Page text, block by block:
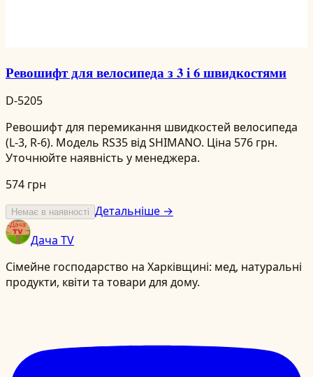
Ревошифт для велосипеда з 3 і 6 швидкостями
D-5205
Ревошифт для перемикання швидкостей велосипеда
(L-3, R-6). Модель RS35 від SHIMANO. Ціна 576 грн.
Уточнюйте наявність у менеджера.
574 грн
Немає в наявності Детальніше →
Дача TV
Сімейне господарство на Харківщині: мед, натуральні
продукти, квіти та товари для дому.